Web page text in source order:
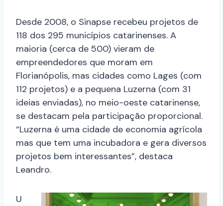
Desde 2008, o Sinapse recebeu projetos de
118 dos 295 municípios catarinenses. A
maioria (cerca de 500) vieram de
empreendedores que moram em
Florianópolis, mas cidades como Lages (com
112 projetos) e a pequena Luzerna (com 31
ideias enviadas), no meio-oeste catarinense,
se destacam pela participação proporcional.
“Luzerna é uma cidade de economia agrícola
mas que tem uma incubadora e gera diversos
projetos bem interessantes”, destaca
Leandro.
U